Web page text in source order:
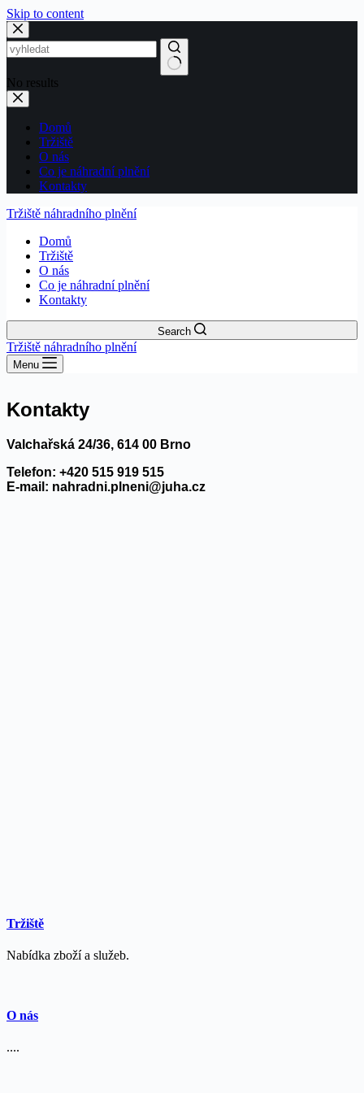
Skip to content
No results
Domů
Tržiště
O nás
Co je náhradní plnění
Kontakty
Tržiště náhradního plnění
Domů
Tržiště
O nás
Co je náhradní plnění
Kontakty
Search
Tržiště náhradního plnění
Menu
Kontakty
Valchařská 24/36, 614 00 Brno
Telefon: +420 515 919 515
E-mail: nahradni.plneni@juha.cz
Tržiště
Nabídka zboží a služeb.
O nás
....